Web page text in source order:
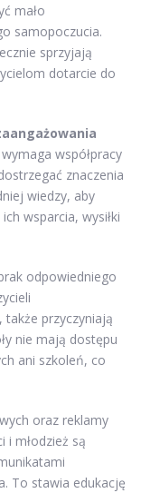
mało
samopoczucia.
sprzyjają
dotarcie do
współpracy
znaczenia
wiedzy, aby
wsparcia, wysiłki
odpowiedniego
przyczyniają
nie mają dostępu
ani szkoleń, co
oraz reklamy
i młodzież są
To stawia edukację